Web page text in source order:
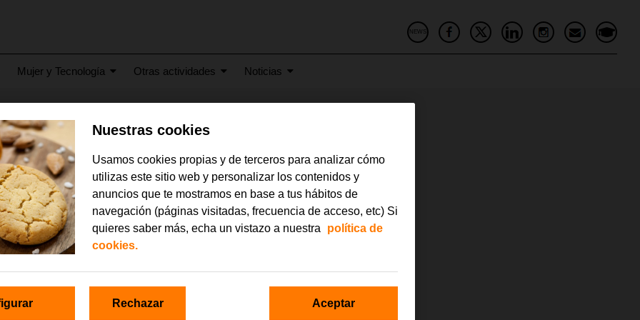
NEWS
Mujer y Tecnología Otras actividades Noticias
29 de agosto de 2016
Nuestras cookies
Usamos cookies propias y de terceros para analizar cómo
utilizas este sitio web y personalizar los contenidos y
anuncios que te mostramos en base a tus hábitos de
navegación (páginas visitadas, frecuencia de acceso, etc) Si
quieres saber más, echa un vistazo a nuestra
política de
cookies.
Rechazar Aceptar